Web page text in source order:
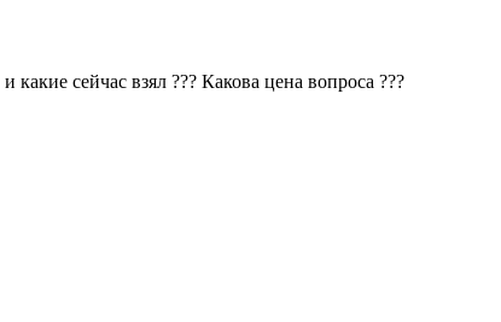
какие сейчас взял ??? Какова цена вопроса ???